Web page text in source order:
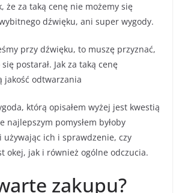
że za taką cenę nie możemy się
dźwięku, ani super wygody.
przy dźwięku, to muszę przyznać,
postarał. Jak za taką cenę
jakość odtwarzania
którą opisałem wyżej jest kwestią
najlepszym pomysłem byłoby
ich i sprawdzenie, czy
okej, jak i również ogólne odczucia.
zakupu?